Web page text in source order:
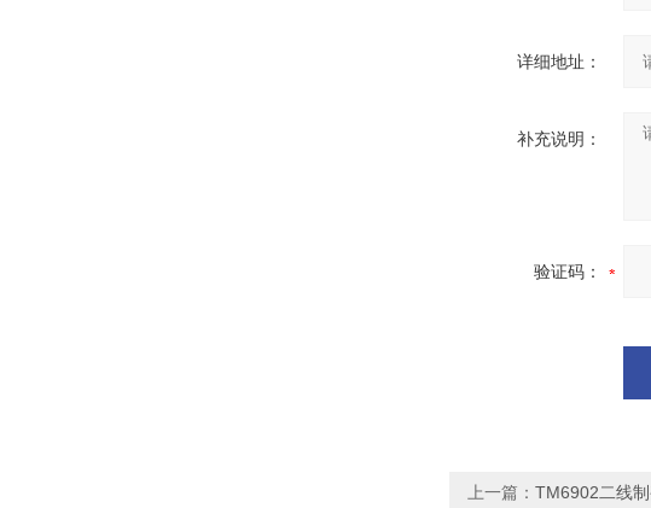
详细地址：
补充说明：
验证码：
上一篇： TM6902二线